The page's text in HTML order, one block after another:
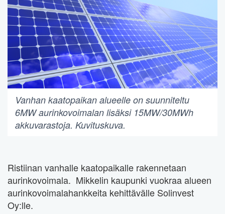
Vanhan kaatopaikan alueelle on suunniteltu
6MW aurinkovoimalan lisäksi 15MW/30MWh
akkuvarastoja. Kuvituskuva.
Ristiinan vanhalle kaatopaikalle rakennetaan
aurinkovoimala. Mikkelin kaupunki vuokraa alueen
aurinkovoimalahankkeita kehittävälle Solinvest
Oy:lle.